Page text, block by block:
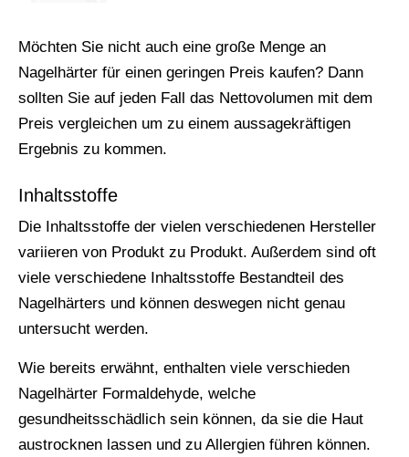
Möchten Sie nicht auch eine große Menge an
Nagelhärter für einen geringen Preis kaufen? Dann
sollten Sie auf jeden Fall das Nettovolumen mit dem
Preis vergleichen um zu einem aussagekräftigen
Ergebnis zu kommen.
Inhaltsstoffe
Die Inhaltsstoffe der vielen verschiedenen Hersteller
variieren von Produkt zu Produkt. Außerdem sind oft
viele verschiedene Inhaltsstoffe Bestandteil des
Nagelhärters und können deswegen nicht genau
untersucht werden.
Wie bereits erwähnt, enthalten viele verschieden
Nagelhärter Formaldehyde, welche
gesundheitsschädlich sein können, da sie die Haut
austrocknen lassen und zu Allergien führen können.